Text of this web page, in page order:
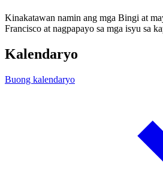
Kinakatawan namin ang mga Bingi at
Francisco at nagpapayo sa mga isyu sa
Kalendaryo
Buong kalendaryo